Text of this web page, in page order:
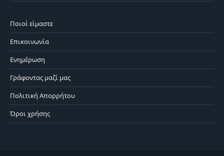
Ποιοί είμαστε
Επικοινωνία
Ενημέρωση
Γράφοντας μαζί μας
Πολιτική Απορρήτου
Όροι χρήσης